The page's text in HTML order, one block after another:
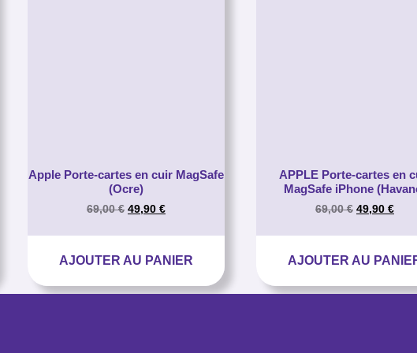
Apple Porte-cartes en cuir MagSafe
(Ocre)
69,00€ 49,90 €
AJOUTER AU PANIER
APPLE Porte-cartes en
MagSafe iPhone
69,00€ 49,90 €
AJOUTER AU